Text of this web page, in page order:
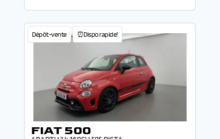
Dépôt-vente ⏰Dispo rapide!
FIAT 500